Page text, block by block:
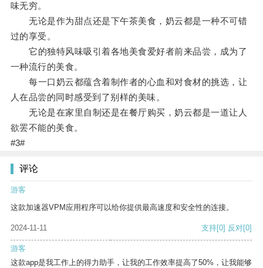
味无穷。
无论是作为甜点还是下午茶美食，奶云都是一种不可错
过的享受。
它的独特风味吸引着各地美食爱好者前来品尝，成为了
一种流行的美食。
每一口奶云都蕴含着制作者的心血和对食材的挑选，让
人在品尝的同时感受到了别样的美味。
无论是在家里自制还是在餐厅购买，奶云都是一道让人
欲罢不能的美食。
#3#
评论
游客
这款加速器VPM应用程序可以给你提供最高速度和安全性的连接。
2024-11-11 支持[0] 反对[0]
游客
这款app是我工作上的得力助手，让我的工作效率提高了50%，让我能够